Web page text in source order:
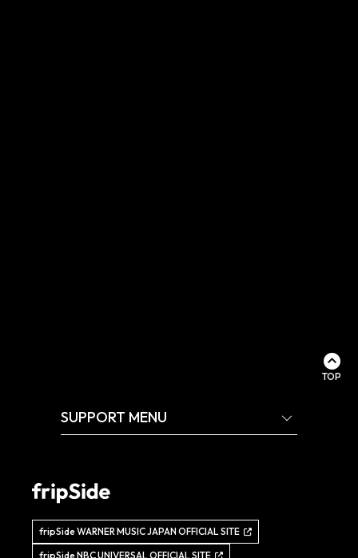
TOP
SUPPORT MENU
fripSide WARNER MUSIC JAPAN OFFICIAL SITE
fripSide NBC UNIVERSAL OFFICIAL SITE